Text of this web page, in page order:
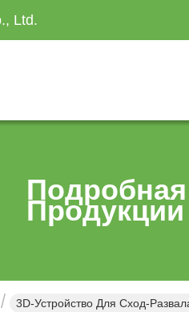
Ltd.
Продукции
3D-Устройство Для Сход-